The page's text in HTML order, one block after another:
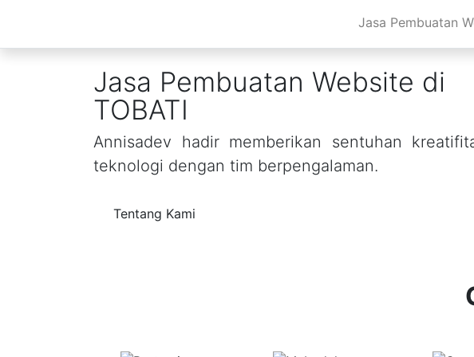
Jasa Pembuatan
Jasa Pembuatan Website di
TOBATI
Annisadev hadir memberikan sentuhan
teknologi dengan tim berpengalaman.
Tentang Kami